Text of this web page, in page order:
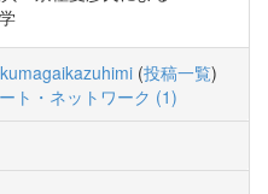
(投稿一覧)
ト・ネットワーク (1)